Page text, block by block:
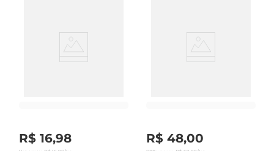
por fora e uma carne tenra por dentro. Sirva com
produto de qualidade. O patinho é uma carne
R$ 16,98 R$ 48,00